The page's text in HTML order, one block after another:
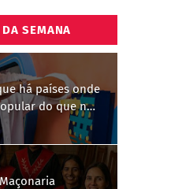
SEMANA
há países onde
do que no